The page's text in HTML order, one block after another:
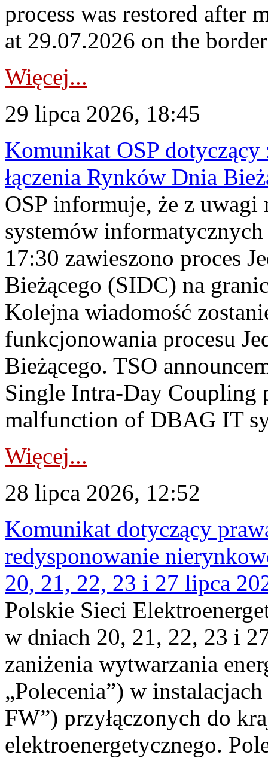
process was restored after
at 29.07.2026 on the
Więcej...
29 lipca 2026, 18:45
Komunikat OSP dotyczący
łączenia Rynków Dnia
OSP informuje, że z uwagi
systemów
17:30 zawieszono proces
Bieżącego (SIDC) na
Kolejna wiadomość
funkcjonowania procesu
Bieżącego. TSO
Single Intra-Day Coupling
malfunction of DBAG IT
Więcej...
28 lipca 2026, 12:52
Komunikat dotyczący
redysponowanie
20, 21, 22, 23 i 27 lipca
Polskie Sieci
w dniach 20, 21, 22, 23 i
zaniżenia wytwarzania
„Polecenia”) w
FW”) przyłączonych do
elektroenergetycznego.